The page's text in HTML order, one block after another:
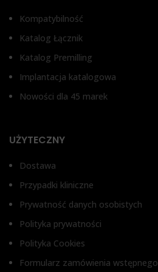
Kompatybilność
Katalog Łącznik
Katalog Premilling
Implantacja katalogowa
Nowości dla 45 marek
UŻYTECZNY
Dostawa
Przypadki kliniczne
Prywatność danych osobistych
Polityka prywatności
Polityka Cookies
Formularz zamówienia wstępnego